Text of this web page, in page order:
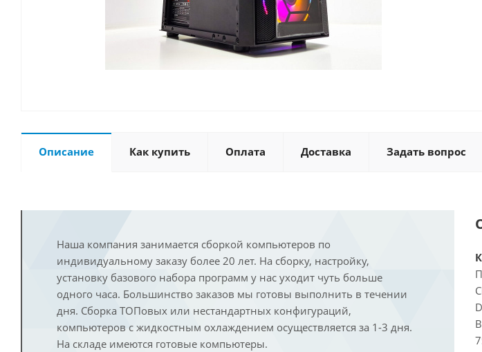
Описание Как купить Оплата Доставка Задать вопрос
Наша компания занимается сборкой компьютеров по
индивидуальному заказу более 20 лет. На сборку, настройку,
установку базового набора программ у нас уходит чуть больше
одного часа. Большинство заказов мы готовы выполнить в течении
дня. Сборка ТОПовых или нестандартных конфигураций,
компьютеров с жидкостным охлаждением осуществляется за 1-3 дня.
На складе имеются готовые компьютеры.